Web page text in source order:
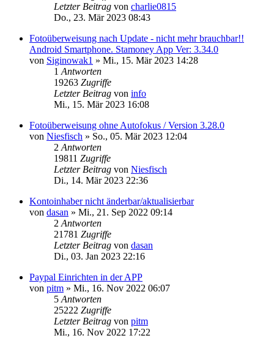
Letzter Beitrag von charlie0815
Do., 23. Mär 2023 08:43
Fotoüberweisung nach Update - nicht mehr brauchbar!!
Android Smartphone. Stamoney App Ver: 3.34.0
von Siginowak1 » Mi., 15. Mär 2023 14:28
1 Antworten
19263 Zugriffe
Letzter Beitrag von info
Mi., 15. Mär 2023 16:08
Fotoüberweisung ohne Autofokus / Version 3.28.0
von Niesfisch » So., 05. Mär 2023 12:04
2 Antworten
19811 Zugriffe
Letzter Beitrag von Niesfisch
Di., 14. Mär 2023 22:36
Kontoinhaber nicht änderbar/aktualisierbar
von dasan » Mi., 21. Sep 2022 09:14
2 Antworten
21781 Zugriffe
Letzter Beitrag von dasan
Di., 03. Jan 2023 22:16
Paypal Einrichten in der APP
von pitm » Mi., 16. Nov 2022 06:07
5 Antworten
25222 Zugriffe
Letzter Beitrag von pitm
Mi., 16. Nov 2022 17:22